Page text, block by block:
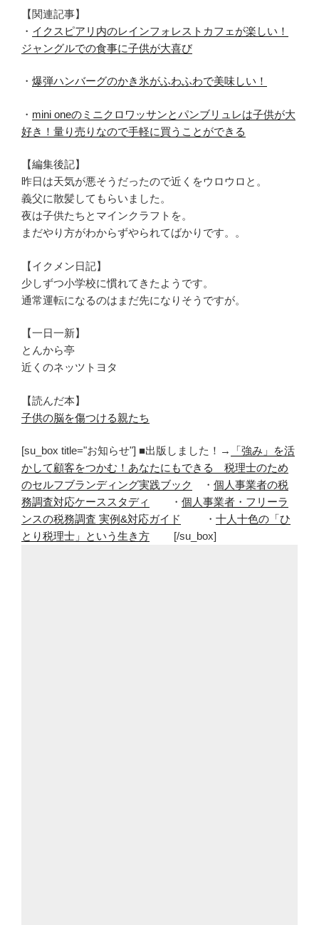
【関連記事】
・ イクスピアリ内のレインフォレストカフェが楽しい！
ジャングルでの食事に子供が大喜び
・ 爆弾ハンバーグのかき氷がふわふわで美味しい！
・ mini oneのミニクロワッサンとパンブリュレは子供が大
好き！量り売りなので手軽に買うことができる
【編集後記】
昨日は天気が悪そうだったので近くをウロウロと。
義父に散髪してもらいました。
夜は子供たちとマインクラフトを。
まだやり方がわからずやられてばかりです。。
【イクメン日記】
少しずつ小学校に慣れてきたようです。
通常運転になるのはまだ先になりそうですが。
【一日一新】
とんから亭
近くのネッツトヨタ
【読んだ本】
子供の脳を傷つける親たち
[su_box title="お知らせ"] ■出版しました！→
「強み」を活
かして顧客をつかむ！あなたにもできる 税理士のため
のセルフブランディング実践ブック
・ 個人事業者の税
務調査対応ケーススタディ
・ 個人事業者・フリーラ
ンスの税務調査 実例&対応ガイド
・ 十人十色の「ひ
とり税理士」という生き方 [/su_box]